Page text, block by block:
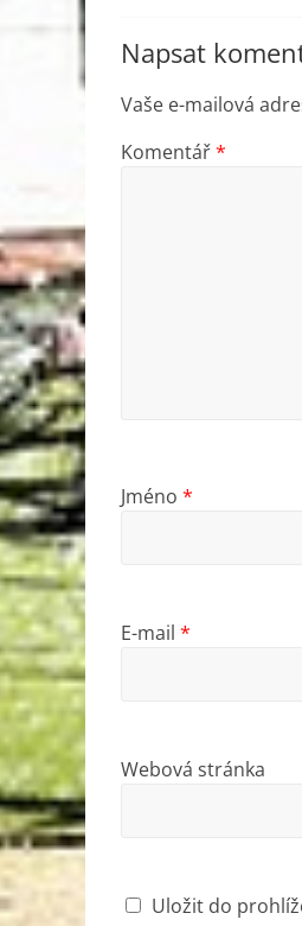
Napsat
Vaše e-mailová
Komentář*
Jméno *
E-mail *
Webová stránka
Uložit do